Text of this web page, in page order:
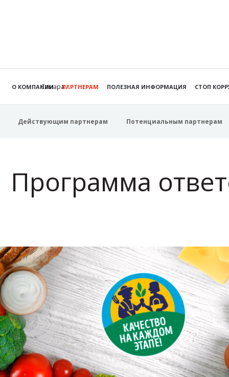
Самара
О КОМПАНИИ ПАРТНЕРАМ ПОЛЕЗНАЯ ИНФОРМАЦИЯ СТОП
Действующим партнерам Потенциальным партнерам
Программа